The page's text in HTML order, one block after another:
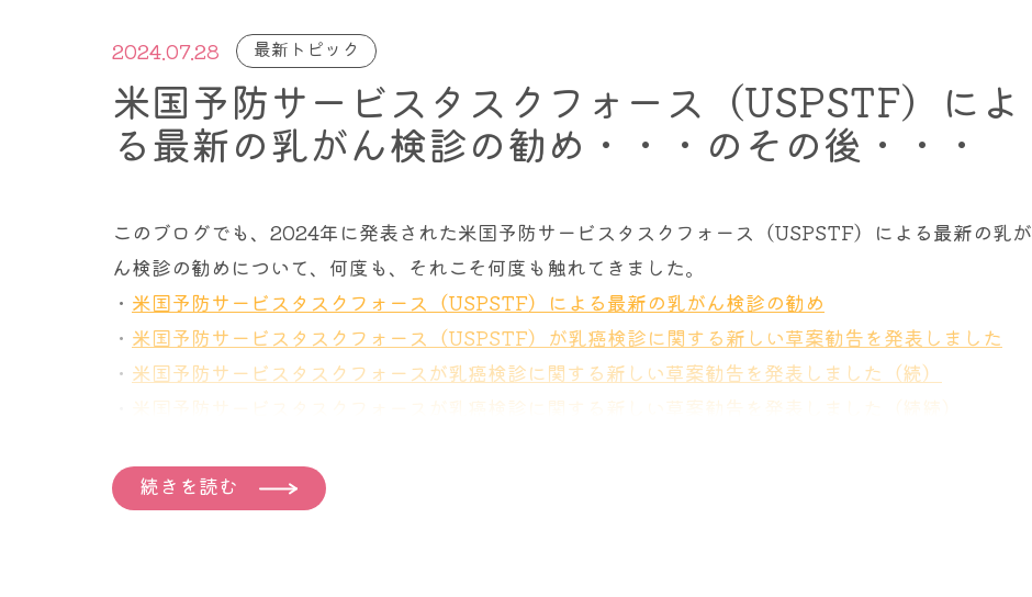
生する確率は約7％です。
分析結果からは、3つのグループ間で生存率に大きな差はありませんでした。どの手術を受けたかに関係
なく、20年間の追跡調査で女性の80％以上は乳がんで死亡しませんでした。
しかし同時に、この論文では、後にもう一方の乳房に乳がんを発症した女性の死亡リスクは4倍高いこと
も示されています。そうです。ここがおかしい。あとからがんを発症したら非常に予後が悪い。命にかか
わる。けれどそうならないように両方の乳腺を予防的に切除したところでまったく予後はかわらない。
そこに難問があるとナロッド氏は述べました。この結果の原因はまだ完全には明らかになっていません。
逆に非浸潤性乳管癌（＝DCIS）、ステージ０とされる乳がんがあります。このがんは理論的に転移しま
せん。ですので切除によって完全治癒が期待できるとされます。診断が正しく、間違いなくDCISであっ
たなら、その乳がんは手術によって完全に治癒し、転移や再発することはありません。その意味からは真
の早期発見でもあります。
二つ目の前提は、一度乳がんに罹患され、治癒されている方であっても、対側の乳腺、温存して残った乳
腺に、再び乳がんが発生することがあります。そしてその確率は、一度も乳がんに罹患したことのない方
よりも高い。実際現在日本人女性の９人に１人、米国では８人に１人が乳がんに罹患されていますが、乳
がんに一度罹患された方は、二次的に乳がんになられる確率が４人に１人まで上昇することがわかってい
ます。
そしてここからが今回の本題であり、不思議なことなのですが、
に発生した乳がんより予後が悪い
2024.07.28 最新トピック
米国予防サービスタスクフォース（USPSTF）によ
る最新の乳がん検診の勧め・・・のその後・・・
このブログでも、2024年に発表された米国予防サービスタスクフォース（USPSTF）による最新の乳が
ん検診の勧めについて、何度も、それこそ何度も触れてきました。
・ 米国予防サービスタスクフォース（USPSTF）による最新の乳がん検診の勧め
・ 米国予防サービスタスクフォース（USPSTF）が乳癌検診に関する新しい草案勧告を発表しました
・ 米国予防サービスタスクフォースが乳癌検診に関する新しい草案勧告を発表しました（続）
米国予防サービスタスクフォースが乳癌検診に関する新しい草案勧告を発表しました（続続）
これらは今までの乳がん検診をご存じの方からすれば、乳がん検診の開始年齢の推奨を50歳から40歳に
続きを読む